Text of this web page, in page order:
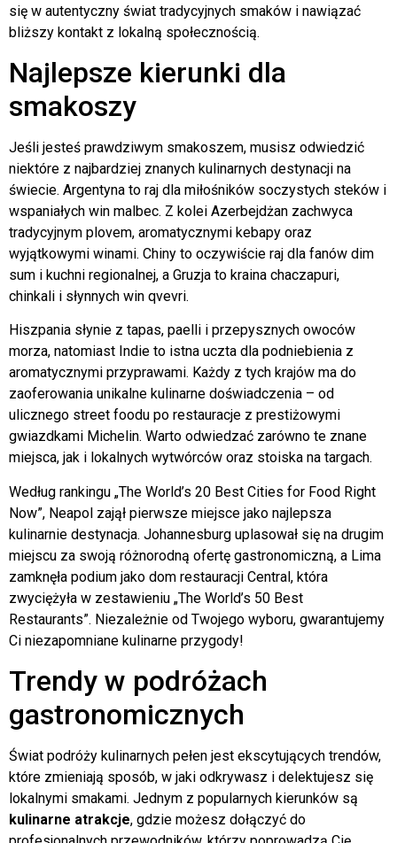
się w autentyczny świat tradycyjnych smaków i nawiązać
bliższy kontakt z lokalną społecznością.
Najlepsze kierunki dla
smakoszy
Jeśli jesteś prawdziwym smakoszem, musisz odwiedzić
niektóre z najbardziej znanych kulinarnych destynacji na
świecie. Argentyna to raj dla miłośników soczystych steków i
wspaniałych win malbec. Z kolei Azerbejdżan zachwyca
tradycyjnym plovem, aromatycznymi kebapy oraz
wyjątkowymi winami. Chiny to oczywiście raj dla fanów dim
sum i kuchni regionalnej, a Gruzja to kraina chaczapuri,
chinkali i słynnych win qvevri.
Hiszpania słynie z tapas, paelli i przepysznych owoców
morza, natomiast Indie to istna uczta dla podniebienia z
aromatycznymi przyprawami. Każdy z tych krajów ma do
zaoferowania unikalne kulinarne doświadczenia – od
ulicznego street foodu po restauracje z prestiżowymi
gwiazdkami Michelin. Warto odwiedzać zarówno te znane
miejsca, jak i lokalnych wytwórców oraz stoiska na targach.
Według rankingu „The World’s 20 Best Cities for Food Right
Now”, Neapol zajął pierwsze miejsce jako najlepsza
kulinarnie destynacja. Johannesburg uplasował się na drugim
miejscu za swoją różnorodną ofertę gastronomiczną, a Lima
zamknęła podium jako dom restauracji Central, która
zwyciężyła w zestawieniu „The World’s 50 Best
Restaurants”. Niezależnie od Twojego wyboru, gwarantujemy
Ci niezapomniane kulinarne przygody!
Trendy w podróżach
gastronomicznych
Świat podróży kulinarnych pełen jest ekscytujących trendów,
które zmieniają sposób, w jaki odkrywasz i delektujesz się
lokalnymi smakami. Jednym z popularnych kierunków są
kulinarne atrakcje, gdzie możesz dołączyć do